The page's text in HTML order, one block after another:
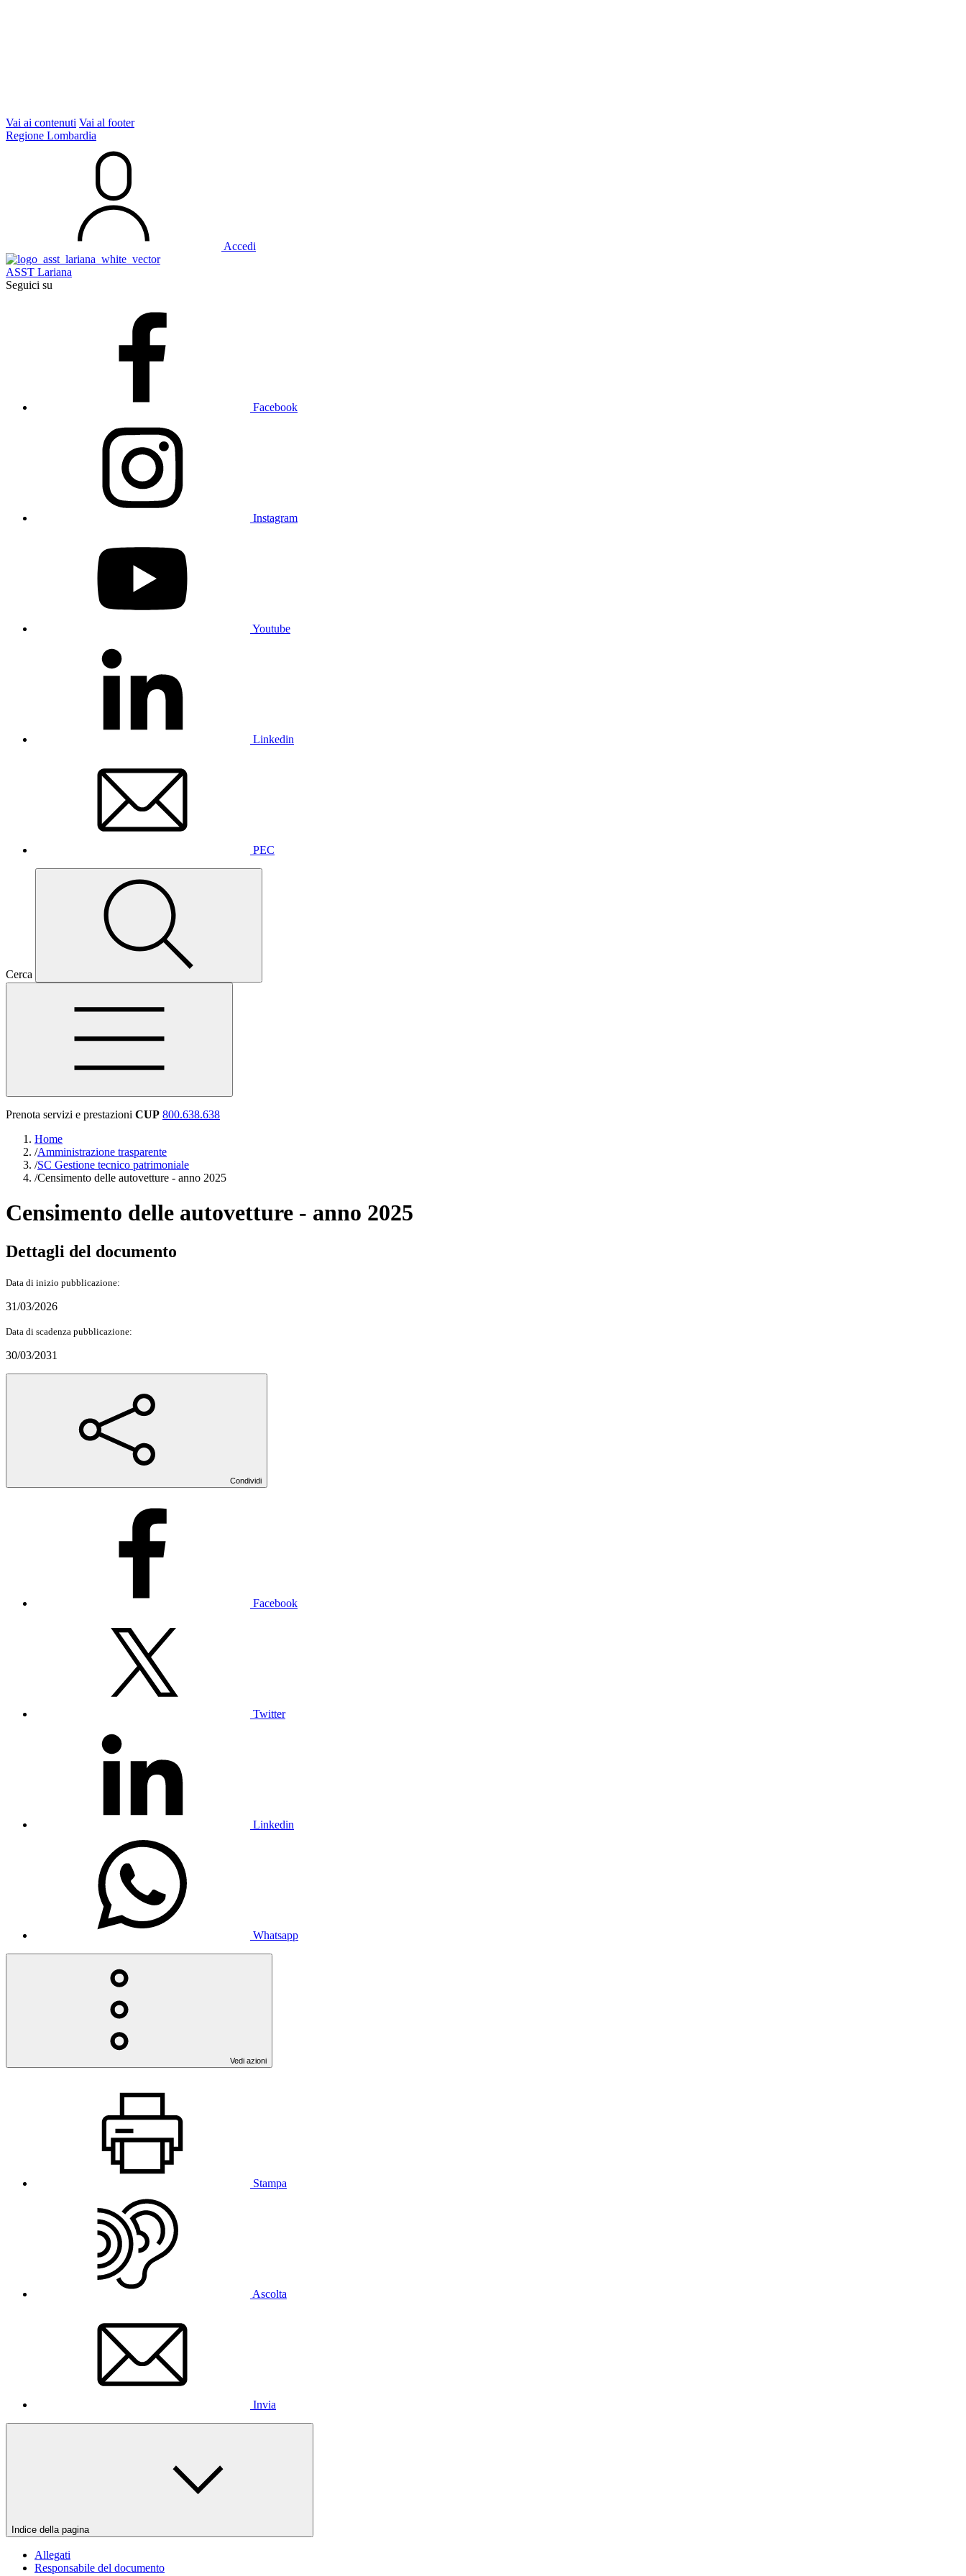
Vai ai contenuti Vai al footer
Regione Lombardia
Accedi
ASST Lariana
Seguici su
Facebook
Instagram
Youtube
Linkedin
PEC
Cerca
Prenota servizi e prestazioni CUP 800.638.638
Home
/Amministrazione trasparente
/SC Gestione tecnico patrimoniale
/Censimento delle autovetture - anno 2025
Censimento delle autovetture - anno 2025
Dettagli del documento
Data di inizio pubblicazione:
31/03/2026
Data di scadenza pubblicazione:
30/03/2031
Condividi
Facebook
Twitter
Linkedin
Whatsapp
Vedi azioni
Stampa
Ascolta
Invia
Indice della pagina
Allegati
Responsabile del documento